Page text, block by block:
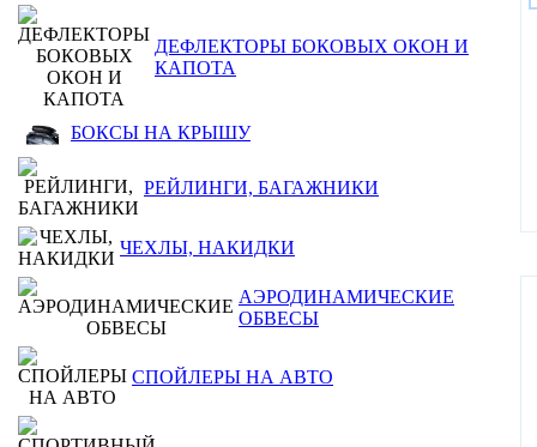
ДЕФЛЕКТОРЫ БОКОВЫХ ОКОН И
КАПОТА
БОКСЫ НА КРЫШУ
РЕЙЛИНГИ, БАГАЖНИКИ
ЧЕХЛЫ, НАКИДКИ
АЭРОДИНАМИЧЕСКИЕ
ОБВЕСЫ
СПОЙЛЕРЫ НА АВТО